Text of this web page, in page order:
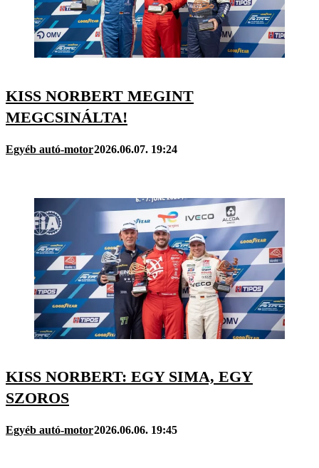
KISS NORBERT MEGINT
MEGCSINÁLTA!
Egyéb autó-motor2026.06.07. 19:24
KISS NORBERT: EGY SIMA, EGY
SZOROS
Egyéb autó-motor2026.06.06. 19:45